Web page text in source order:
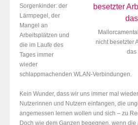
nicht besetzter
das
Sorgenkinder: der
Lärmpegel, der
Mangel an
Arbeitsplätzen und
die im Laufe des
Tages immer
wieder
schlappmachenden WLAN-Verbindungen.
Kein Wunder, dass wir uns immer mal
Nutzerinnen und Nutzern einfangen, die
angemessen lernen wollen und sich – zu
Doch wie dem Ganzen begegnen, wenn die